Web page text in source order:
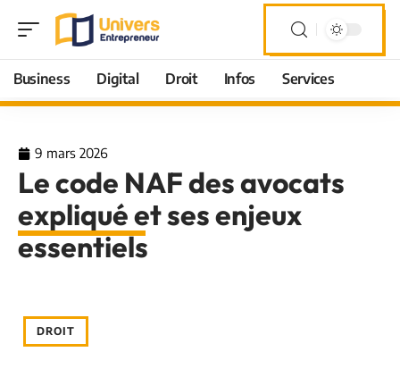
Business Digital Droit Infos Services
9 mars 2026
Le code NAF des avocats
expliqué et ses enjeux
essentiels
DROIT